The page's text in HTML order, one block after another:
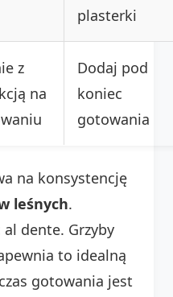
plasterki
z
na
Dodaj pod
koniec
gotowania
na konsystencję
leśnych.
dente. Grzyby
to idealną
gotowania jest